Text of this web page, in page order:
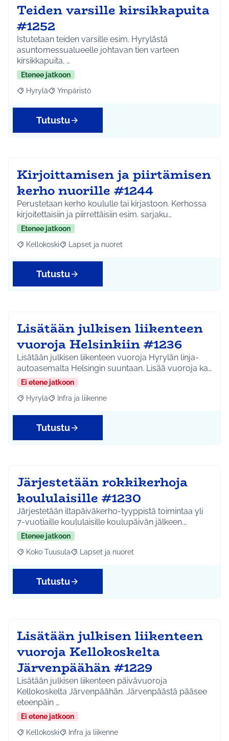
Teiden varsille kirsikkapuita
#1252
Istutetaan teiden varsille esim. Hyrylästä
asuntomessualueelle johtavan tien varteen
kirsikkapuita. …
Etenee jatkoon
Rajaa tulokset aihepiirin mukaan: Hyrylä
Hyrylä Rajaa tulokset teeman mukaan: Ympäristö
Ympäristö
Tutustu
Kirjoittamisen ja piirtämisen
kerho nuorille #1244
Perustetaan kerho koululle tai kirjastoon. Kerhossa
kirjoitettaisiin ja piirrettäisiin esim. sarjaku…
Etenee jatkoon
Rajaa tulokset aihepiirin mukaan: Kellokoski
Kellokoski Rajaa tulokset teeman mukaan: Lapset ja nuoret
Lapset ja nuoret
Tutustu
Lisätään julkisen liikenteen
vuoroja Helsinkiin #1236
Lisätään julkisen liikenteen vuoroja Hyrylän linja-
autoasemalta Helsingin suuntaan. Lisää vuoroja ka…
Ei etene jatkoon
Rajaa tulokset aihepiirin mukaan: Hyrylä
Hyrylä Rajaa tulokset teeman mukaan: Infra ja liikenne
Infra ja liikenne
Tutustu
Järjestetään rokkikerhoja
koululaisille #1230
Järjestetään iltapäiväkerho-tyyppistä toimintaa yli
7-vuotiaille koululaisille koulupäivän jälkeen.…
Etenee jatkoon
Rajaa tulokset aihepiirin mukaan: Koko Tuusula
Koko Tuusula Rajaa tulokset teeman mukaan: Lapset ja
Lapset ja nuoret
Tutustu
Lisätään julkisen liikenteen
vuoroja Kellokoskelta
Järvenpäähän #1229
Lisätään julkisen liikenteen päivävuoroja
Kellokoskelta Järvenpäähän. Järvenpäästä pääsee
eteenpäin …
Ei etene jatkoon
Rajaa tulokset aihepiirin mukaan: Kellokoski
Kellokoski Rajaa tulokset teeman mukaan: Infra ja liikenne
Infra ja liikenne